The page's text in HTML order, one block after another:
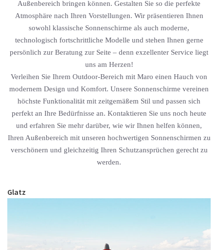
Außenbereich bringen können. Gestalten Sie so die perfekte
Atmosphäre nach Ihren Vorstellungen. Wir präsentieren Ihnen
sowohl klassische Sonnenschirme als auch moderne,
technologisch fortschrittliche Modelle und stehen Ihnen gerne
persönlich zur Beratung zur Seite – denn exzellenter Service liegt
uns am Herzen!
Verleihen Sie Ihrem Outdoor-Bereich mit Maro einen Hauch von
modernem Design und Komfort. Unsere Sonnenschirme vereinen
höchste Funktionalität mit zeitgemäßem Stil und passen sich
perfekt an Ihre Bedürfnisse an. Kontaktieren Sie uns noch heute
und erfahren Sie mehr darüber, wie wir Ihnen helfen können,
Ihren Außenbereich mit unseren hochwertigen Sonnenschirmen zu
verschönern und gleichzeitig Ihren Schutzansprüchen gerecht zu
werden.
Glatz